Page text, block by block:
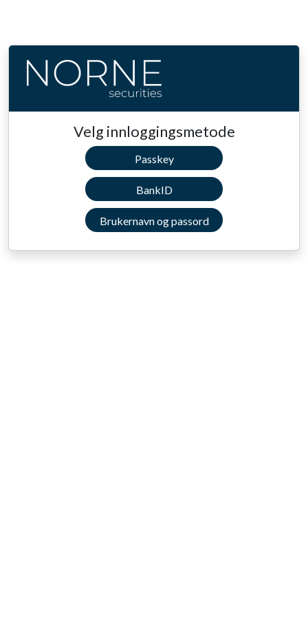
Velg innloggingsmetode
Passkey
BankID
Brukernavn og passord